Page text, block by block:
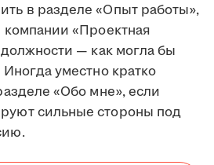
в разделе «Опыт работы»,
компании «Проектная
— как могла бы
уместно кратко
«Обо мне», если
сильные стороны под